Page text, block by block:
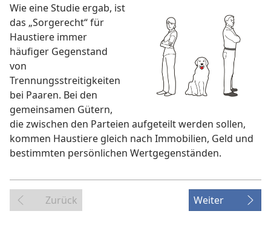
Wie eine Studie ergab, ist
das „Sorgerecht“ für
Haustiere immer
häufiger Gegenstand
von
Trennungsstreitigkeiten
bei Paaren. Bei den
gemeinsamen Gütern,
die zwischen den Parteien aufgeteilt werden sollen,
kommen Haustiere gleich nach Immobilien, Geld und
bestimmten persönlichen Wertgegenständen.
Zurück Weiter